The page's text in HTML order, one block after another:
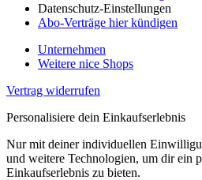
Datenschutz-Einstellungen
Abo-Verträge hier kündigen
Unternehmen
Weitere nice Shops
Vertrag widerrufen
Personalisiere dein Einkaufserlebnis
Nur mit deiner individuellen
und weitere Technologien, um dir ein
Einkaufserlebnis zu bieten.